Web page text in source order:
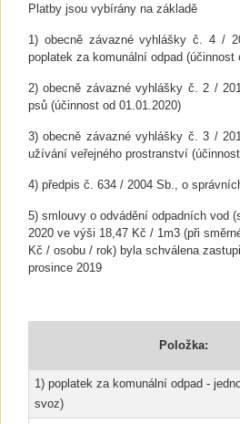
Platby jsou vybírány na základě
1) obecně závazné vyhlášky č. 4 /
poplatek za komunální odpad (účinnost
2) obecně závazné vyhlášky č. 2 /
psů (účinnost od 01.01.2020)
3) obecně závazné vyhlášky č. 3 /
užívání veřejného prostranství
4) předpis č. 634 / 2004 Sb., o
5) smlouvy o odvádění odpadních vod
2020 ve výši 18,47 Kč / 1m3 (při
Kč / osobu / rok) byla schválena
prosince 2019
Položka:
1) poplatek za komunální odpad -
svoz)